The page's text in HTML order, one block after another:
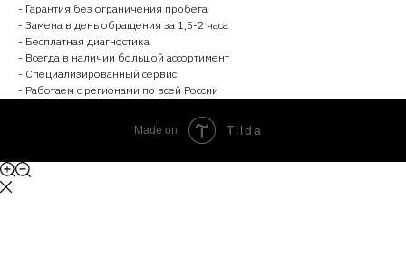
- Гарантия без ограничения пробега
- Замена в день обращения за 1,5-2 часа
- Бесплатная диагностика
- Всегда в наличии большой ассортимент
- Специализированный сервис
- Работаем с регионами по всей России
Made on Tilda